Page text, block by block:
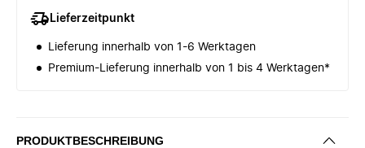
Lieferzeitpunkt
Lieferung innerhalb von 1-6 Werktagen
Premium-Lieferung innerhalb von 1 bis 4 Werktagen*
PRODUKTBESCHREIBUNG